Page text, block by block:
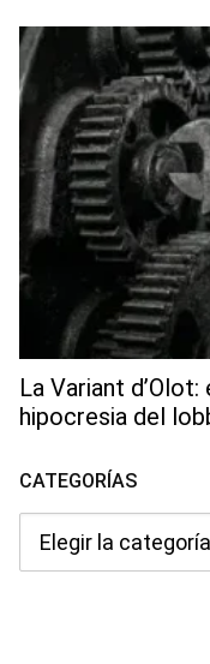
La Variant
hipocresia del
CATEGORÍAS